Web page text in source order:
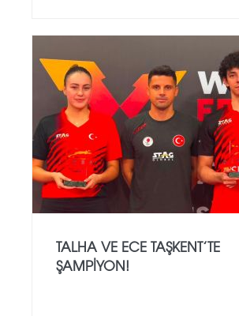
TALHA VE ECE TAŞKENT’TE
ŞAMPIYON!